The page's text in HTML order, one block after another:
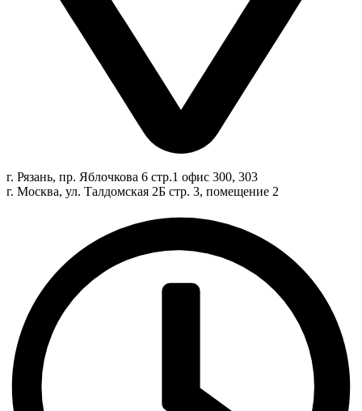
г. Рязань, пр. Яблочкова 6 стр.1 офис 300, 303
г. Москва, ул. Талдомская 2Б стр. 3, помещение 2